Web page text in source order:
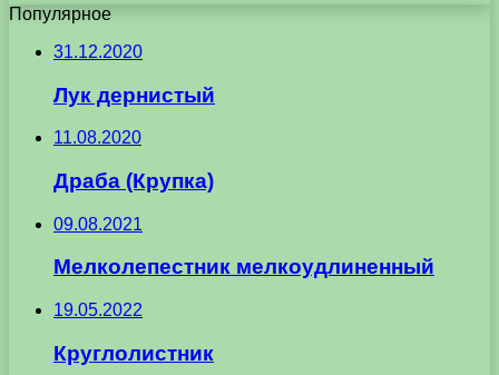
Популярное
31.12.2020
Лук дернистый
11.08.2020
Драба (Крупка)
09.08.2021
Мелколепестник мелкоудлиненный
19.05.2022
Круглолистник